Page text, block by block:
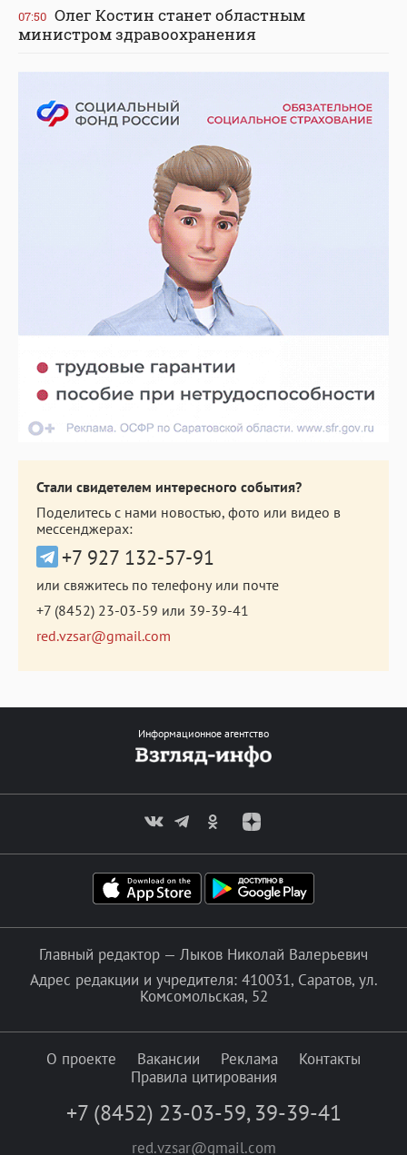
07:50 Олег Костин станет областным
министром здравоохранения
Стали свидетелем интересного события?
Поделитесь с нами новостью, фото или видео в
мессенджерах:
+7 927 132-57-91
или свяжитесь по телефону или почте
+7 (8452) 23-03-59 или 39-39-41
red.vzsar@gmail.com
Информационное агентство
Главный редактор — Лыков Николай Валерьевич
Адрес редакции и учредителя: 410031, Саратов, ул.
Комсомольская, 52
О проекте Вакансии Реклама
Контакты
Правила цитирования
+7 (8452) 23-03-59, 39-39-41
red.vzsar@gmail.com